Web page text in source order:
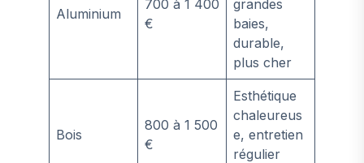
Aluminium
700 à 1 400
€
grandes
baies,
durable,
plus cher
Bois
800 à 1 500
€
Esthétique
chaleureus
e, entretien
régulier